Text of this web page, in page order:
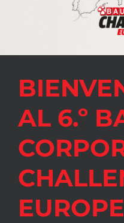
AL 6.º
EUROPE